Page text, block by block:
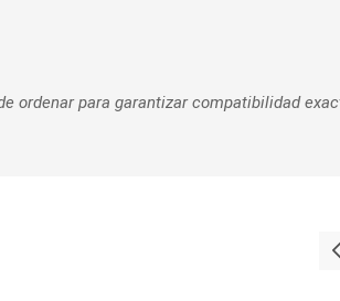
ordenar para garantizar compatibilidad